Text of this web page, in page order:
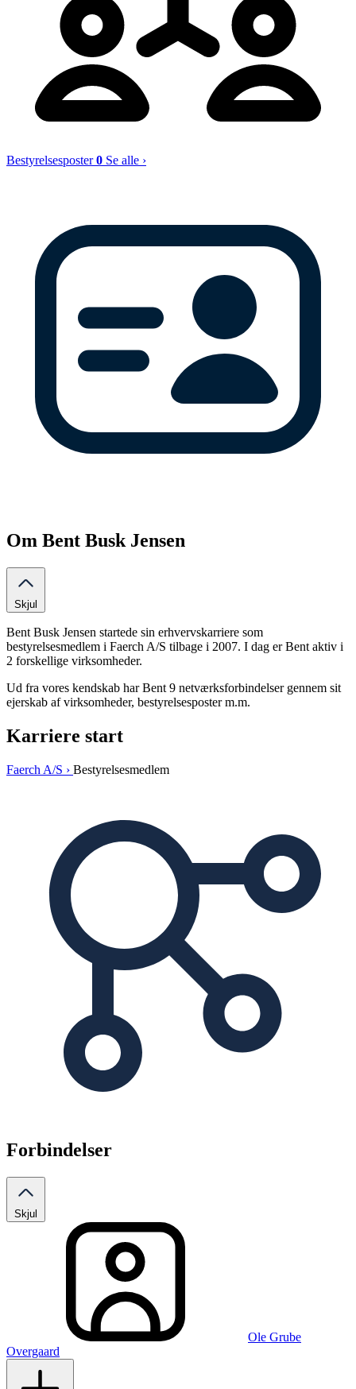
Bestyrelsesposter0 Se alle ›
Om Bent Busk Jensen
Skjul
Bent Busk Jensen startede sin erhvervskarriere som
bestyrelsesmedlem i Faerch A/S tilbage i 2007. I dag er Bent aktiv i
2 forskellige virksomheder.
Ud fra vores kendskab har Bent 9 netværksforbindelser gennem sit
ejerskab af virksomheder, bestyrelsesposter m.m.
Karriere start
Faerch A/S › Bestyrelsesmedlem
Forbindelser
Skjul
Ole Grube
Overgaard